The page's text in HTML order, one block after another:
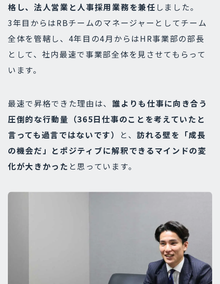
格し、法人営業と人事採用業務を兼任 しました。
3年目からはRBチームのマネージャーとしてチーム
全体を管轄し、4年目の4月からはHR事業部の部長
として、社内最速で事業部全体を見させてもらって
います。
最速で昇格できた理由は、 誰よりも仕事に向き合う
圧倒的な行動量（365日仕事のことを考えていたと
言っても過言ではないです）
と、 訪れる壁を「成長
の機会だ」とポジティブに解釈できるマインドの変
化が大きかった と思っています。